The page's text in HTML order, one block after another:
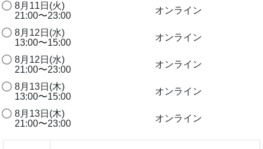
8月11日(火)
21:00〜23:00
オンライン
8月12日(水)
13:00〜15:00
オンライン
8月12日(水)
21:00〜23:00
オンライン
8月13日(木)
13:00〜15:00
オンライン
8月13日(木)
21:00〜23:00
オンライン